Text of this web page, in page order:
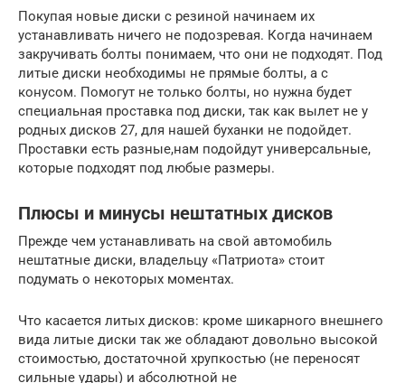
Покупая новые диски с резиной начинаем их
устанавливать ничего не подозревая. Когда начинаем
закручивать болты понимаем, что они не подходят. Под
литые диски необходимы не прямые болты, а с
конусом. Помогут не только болты, но нужна будет
специальная проставка под диски, так как вылет не у
родных дисков 27, для нашей буханки не подойдет.
Проставки есть разные,нам подойдут универсальные,
которые подходят под любые размеры.
Плюсы и минусы нештатных дисков
Прежде чем устанавливать на свой автомобиль
нештатные диски, владельцу «Патриота» стоит
подумать о некоторых моментах.
Что касается литых дисков: кроме шикарного внешнего
вида литые диски так же обладают довольно высокой
стоимостью, достаточной хрупкостью (не переносят
сильные удары) и абсолютной не